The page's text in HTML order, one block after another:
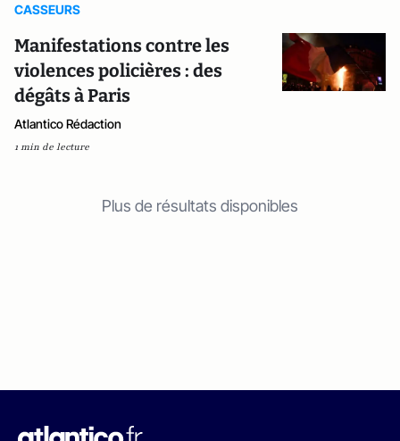
CASSEURS
Manifestations contre les
violences policières : des
dégâts à Paris
Atlantico Rédaction
1 min de lecture
Plus de résultats disponibles